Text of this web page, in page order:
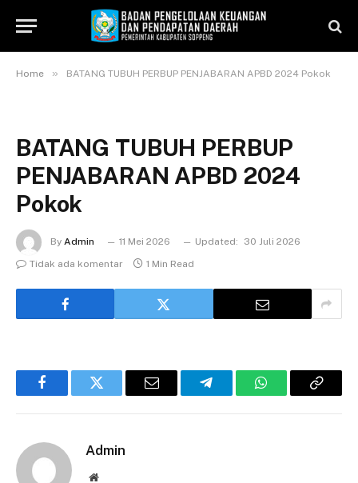
Home » BATANG TUBUH PERBUP PENJABARAN APBD 2024 Pokok
BATANG TUBUH PERBUP
PENJABARAN APBD 2024
Pokok
By Admin 11 Mei 2026 Updated:
30 Juli 2026
Tidak ada komentar
1 Min Read
FacebookTwitter Email TelegramWhatsAppCopy
Admin
Website